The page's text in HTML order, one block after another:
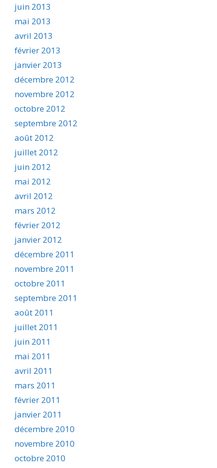
juin 2013
mai 2013
avril 2013
février 2013
janvier 2013
décembre 2012
novembre 2012
octobre 2012
septembre 2012
août 2012
juillet 2012
juin 2012
mai 2012
avril 2012
mars 2012
février 2012
janvier 2012
décembre 2011
novembre 2011
octobre 2011
septembre 2011
août 2011
juillet 2011
juin 2011
mai 2011
avril 2011
mars 2011
février 2011
janvier 2011
décembre 2010
novembre 2010
octobre 2010